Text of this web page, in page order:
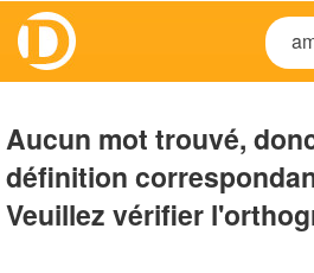
Aucun mot trouvé,
définition
Veuillez vérifier